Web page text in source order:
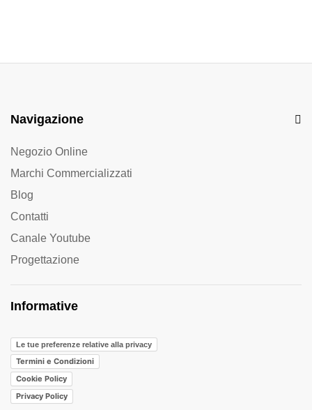
Navigazione
Negozio Online
Marchi Commercializzati
Blog
Contatti
Canale Youtube
Progettazione
Informative
Le tue preferenze relative alla privacy
Termini e Condizioni
Cookie Policy
Privacy Policy